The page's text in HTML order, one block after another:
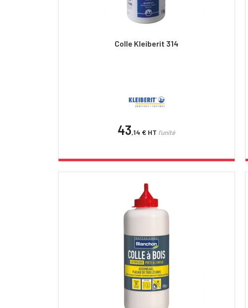
Colle Kleiberit 314
43,14 € HT l'unité